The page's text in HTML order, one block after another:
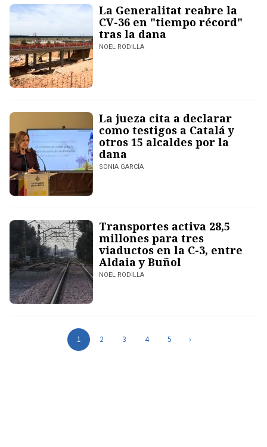
La Generalitat reabre la
CV-36 en "tiempo récord"
tras la dana
NOEL RODILLA
La jueza cita a declarar
como testigos a Catalá y
otros 15 alcaldes por la
dana
SONIA GARCÍA
Transportes activa 28,5
millones para tres
viaductos en la C-3, entre
Aldaia y Buñol
NOEL RODILLA
1 2 3 4 5 ›